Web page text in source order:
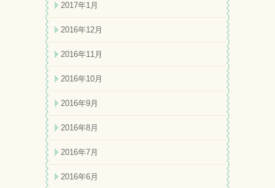
2017年1月
2016年12月
2016年11月
2016年10月
2016年9月
2016年8月
2016年7月
2016年6月